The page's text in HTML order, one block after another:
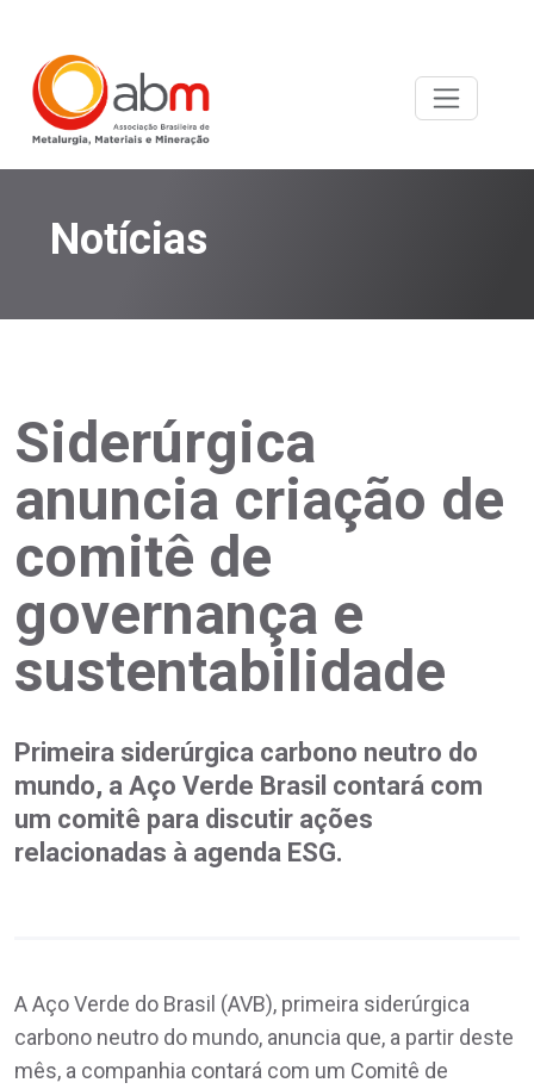
Notícias
Siderúrgica
anuncia criação de
comitê de
governança e
sustentabilidade
Primeira siderúrgica carbono neutro do
mundo, a Aço Verde Brasil contará com
um comitê para discutir ações
relacionadas à agenda ESG.
A Aço Verde do Brasil (AVB), primeira siderúrgica
carbono neutro do mundo, anuncia que, a partir deste
mês, a companhia contará com um Comitê de